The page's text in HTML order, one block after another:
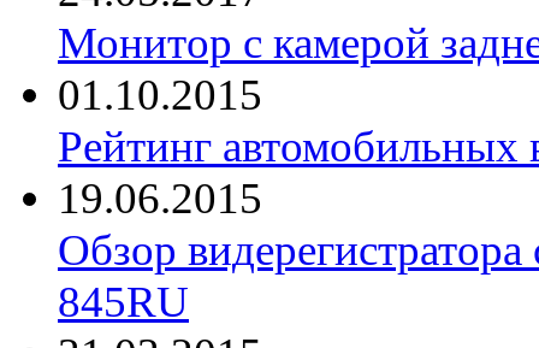
Монитор с камерой
01.10.2015
Рейтинг автомобильных
19.06.2015
Обзор
845RU